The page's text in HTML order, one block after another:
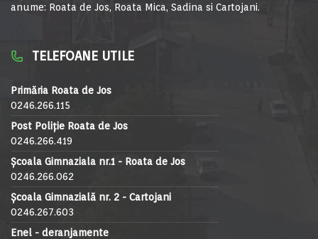
anume: Roata de Jos, Roata Mica, Sadina si Cartojani.
TELEFOANE UTILE
Primăria Roata de Jos
0246.266.115
Post Poliție Roata de Jos
0246.266.419
Școala Gimnaziala nr.1 - Roata de Jos
0246.266.062
Școala Gimnazială nr. 2 - Cartojani
0246.267.603
Enel - deranjamente